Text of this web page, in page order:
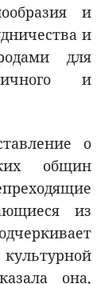
и
и
для
и
о
общин
из
она,